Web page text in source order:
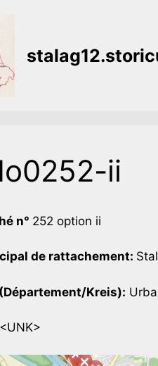
ii
n° 252 option ii
de rattachement:
Kreis):
<UNK>